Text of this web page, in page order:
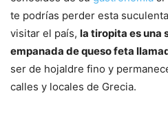
te podrías perder esta
visitar el país, la tiropita es una
empanada de queso feta
ser de hojaldre fino y
calles y locales de Grecia.